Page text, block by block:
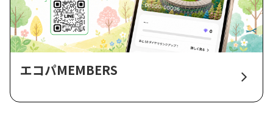
エコパMEMBERS